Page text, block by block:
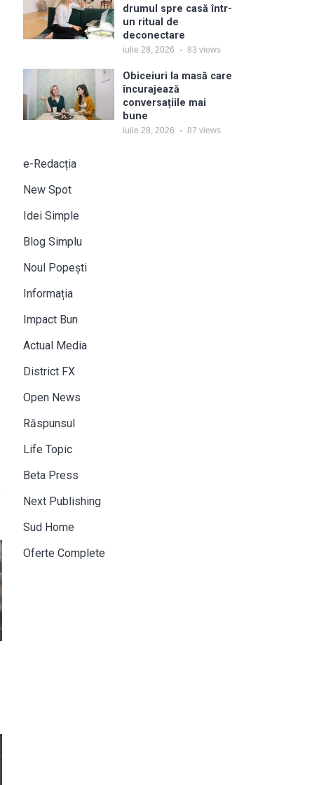
drumul spre casă într-
un ritual de
deconectare
iulie 28, 2026 83 views
Obiceiuri la masă care
încurajează
conversațiile mai
bune
iulie 28, 2026 87 views
e-Redacția
New Spot
Idei Simple
Blog Simplu
Noul Popești
Informația
Impact Bun
Actual Media
District FX
Open News
Răspunsul
Life Topic
Beta Press
Next Publishing
Sud Home
Oferte Complete